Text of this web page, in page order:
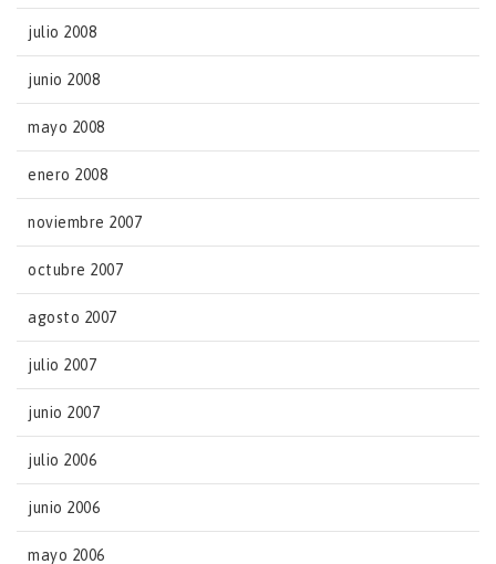
julio 2008
junio 2008
mayo 2008
enero 2008
noviembre 2007
octubre 2007
agosto 2007
julio 2007
junio 2007
julio 2006
junio 2006
mayo 2006